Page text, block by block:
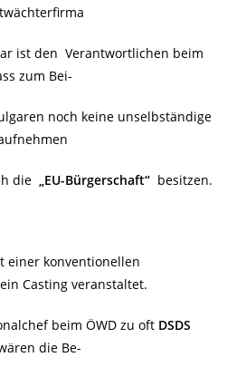
ist den Verantwortlichen beim
zum Bei-
noch keine unselbständige
die „EU-Bürgerschaft“ besitzen.
einer konventionellen
Casting veranstaltet.
beim ÖWD zu oft DSDS
die Be-